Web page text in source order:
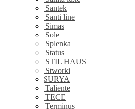
Santek
Santi line
Simas
Sole
Splenka
Status
STIL HAUS
Stworki
SURYA
Taliente
TECE
Terminus